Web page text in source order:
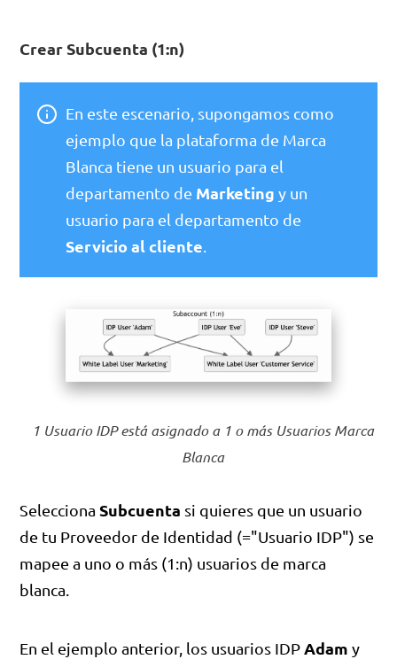
Crear Subcuenta (1:n)
En este escenario, supongamos como
ejemplo que la plataforma de Marca
Blanca tiene un usuario para el
departamento de Marketing y un
usuario para el departamento de
Servicio al cliente
1 Usuario IDP está asignado a 1 o más Usuarios Marca
Blanca
SeleccionaSubcuenta si quieres que un usuario
de tu Proveedor de Identidad (="Usuario IDP") se
mapee a uno o más (1:n) usuarios de marca
blanca.
En el ejemplo anterior, los usuarios IDPAdam y